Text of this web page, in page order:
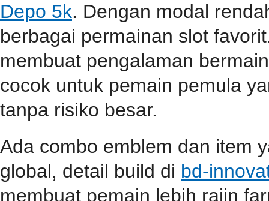
Depo 5k. Dengan modal
berbagai permainan slot
membuat pengalaman
cocok untuk pemain pemula
tanpa risiko besar.
Ada combo emblem dan item
global, detail build di bd-
membuat pemain lebih rajin